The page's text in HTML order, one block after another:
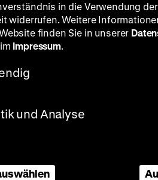
in die Verwendung
widerrufen. Weitere
finden Sie in unserer
Impressum.
und Analyse